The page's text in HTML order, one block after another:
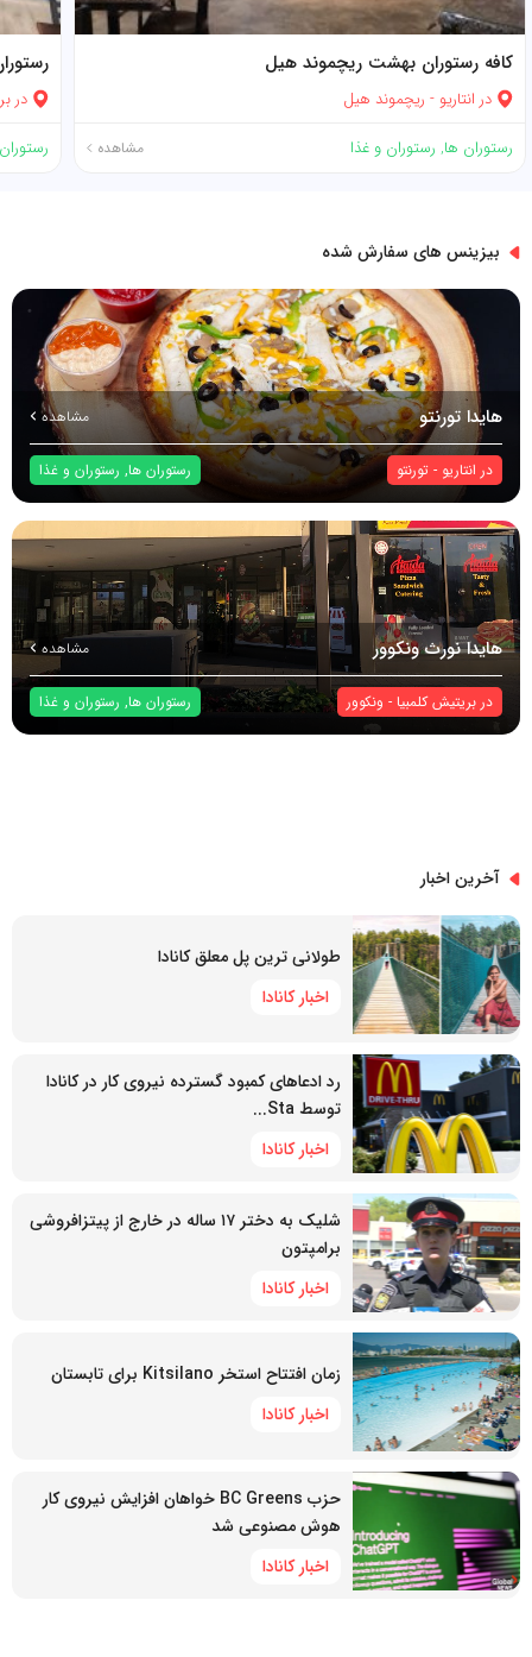
کافه رستوران بهشت ریچموند هیل
در انتاریو - ریچموند هیل
رستوران ها, رستوران و غذا مشاهده
در
بیزینس های سفارش شده
هایدا تورنتو مشاهده
در انتاریو - تورنتو رستوران ها, رستوران و غذا
هایدا نورث ونکوور مشاهده
در بریتیش کلمبیا - ونکوور رستوران ها, رستوران و غذا
آخرین اخبار
طولانی ترین پل معلق کانادا
اخبار کانادا
رد ادعاهای کمبود گسترده نیروی کار در کانادا
توسط Sta...
اخبار کانادا
شلیک به دختر ۱۷ ساله در خارج از پیتزافروشی
برامپتون
اخبار کانادا
زمان افتتاح استخر Kitsilano برای تابستان
اخبار کانادا
حزب BC Greens خواهان افزایش نیروی کار
هوش مصنوعی شد
اخبار کانادا